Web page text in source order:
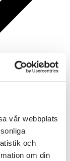
vår webbplats
och
om din